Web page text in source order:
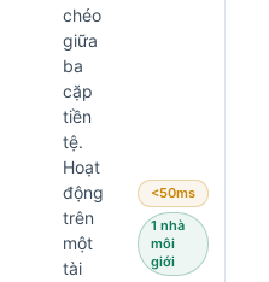
chéo
giữa
ba
cặp
tiền
tệ.
Hoạt
động
trên
một
tài
<50ms
1 nhà
môi
giới